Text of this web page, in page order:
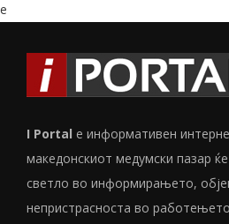
e
I Portal е информативен
македонскиот медумски пазар
светло во информирањето,
непристрасноста во